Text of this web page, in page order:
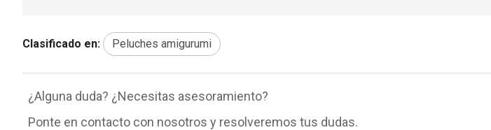
Clasificado en: Peluches amigurumi
¿Alguna duda? ¿Necesitas asesoramiento?
Ponte en contacto con nosotros y resolveremos tus dudas.